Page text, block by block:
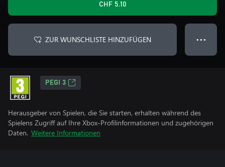
CHF 5.10
ZUR WUNSCHLISTE HINZUFÜGEN ● ● ●
PEGI 3
Herausgeber von Spielen, die Sie starten, erhalten während des
Spielens Zugriff auf Ihre Xbox-Profilinformationen und zugehörigen
Daten. Weitere Informationen